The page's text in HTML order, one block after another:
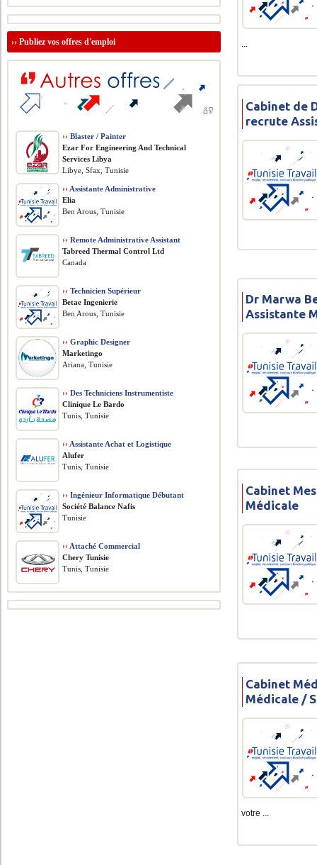
...
Cabinet de
recrute
Dr Marwa
Assistante
Cabinet
Médicale
Cabinet
Médicale /
votre ...
››Publiez vos offres d'emploi
›› Blaster / Painter
Ezar For Engineering And Technical
Services Libya
Libye, Sfax, Tunisie
›› Assistante Administrative
Elia
Ben Arous, Tunisie
›› Remote Administrative Assistant
Tabreed Thermal Control Ltd
Canada
›› Technicien Supérieur
Betae Ingenierie
Ben Arous, Tunisie
›› Graphic Designer
Marketingo
Ariana, Tunisie
›› Des Techniciens Instrumentiste
Clinique Le Bardo
Tunis, Tunisie
›› Assistante Achat et Logistique
Alufer
Tunis, Tunisie
›› Ingénieur Informatique Débutant
Société Balance Nafis
Tunisie
›› Attaché Commercial
Chery Tunisie
Tunis, Tunisie